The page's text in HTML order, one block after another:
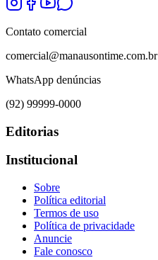
Contato comercial
comercial@manausontime.com.br
WhatsApp denúncias
(92) 99999-0000
Editorias
Institucional
Sobre
Política editorial
Termos de uso
Política de privacidade
Anuncie
Fale conosco